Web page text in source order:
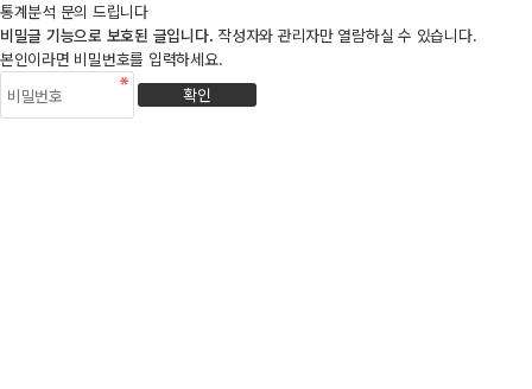
통계분석 문의 드립니다
비밀글 기능으로 보호된 글입니다. 작성자와 관리자만 열람하실 수 있습니다.
본인이라면 비밀번호를 입력하세요.